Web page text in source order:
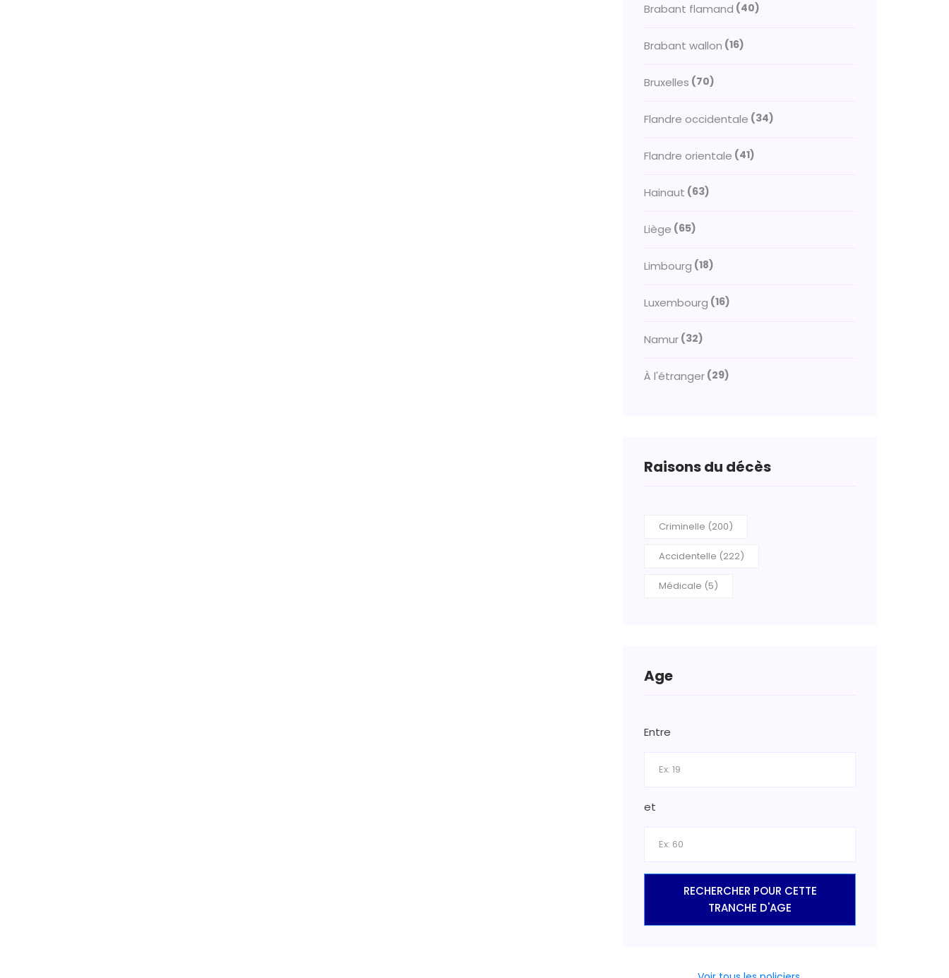
Brabant flamand (40)
Brabant wallon (16)
Bruxelles (70)
Flandre occidentale (34)
Flandre orientale (41)
Hainaut (63)
Liège (65)
Limbourg (18)
Luxembourg (16)
Namur (32)
À l'étranger (29)
Raisons du décès
Criminelle (200)
Accidentelle (222)
Médicale (5)
Age
Entre
et
RECHERCHER POUR CETTE
TRANCHE D'AGE